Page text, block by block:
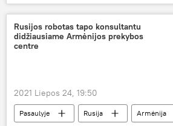
Apple
technologijos IPhone
Rusijos robotas tapo konsultantu
didžiausiame Armėnijos prekybos
centre
2021 Liepos 24, 19:50
Pasaulyje Rusija
Armėnija